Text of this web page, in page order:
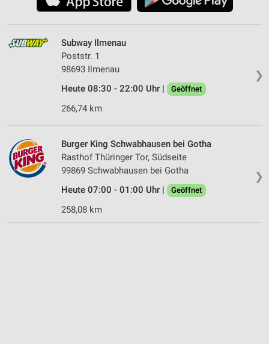
❯
Subway Ilmenau
Poststr. 1
98693 Ilmenau
Heute 08:30 - 22:00 Uhr |
Geöffnet
266,74 km
❯
Burger King Schwabhausen bei Gotha
Rasthof Thüringer Tor, Südseite
99869 Schwabhausen bei Gotha
Heute 07:00 - 01:00 Uhr |
Geöffnet
258,08 km